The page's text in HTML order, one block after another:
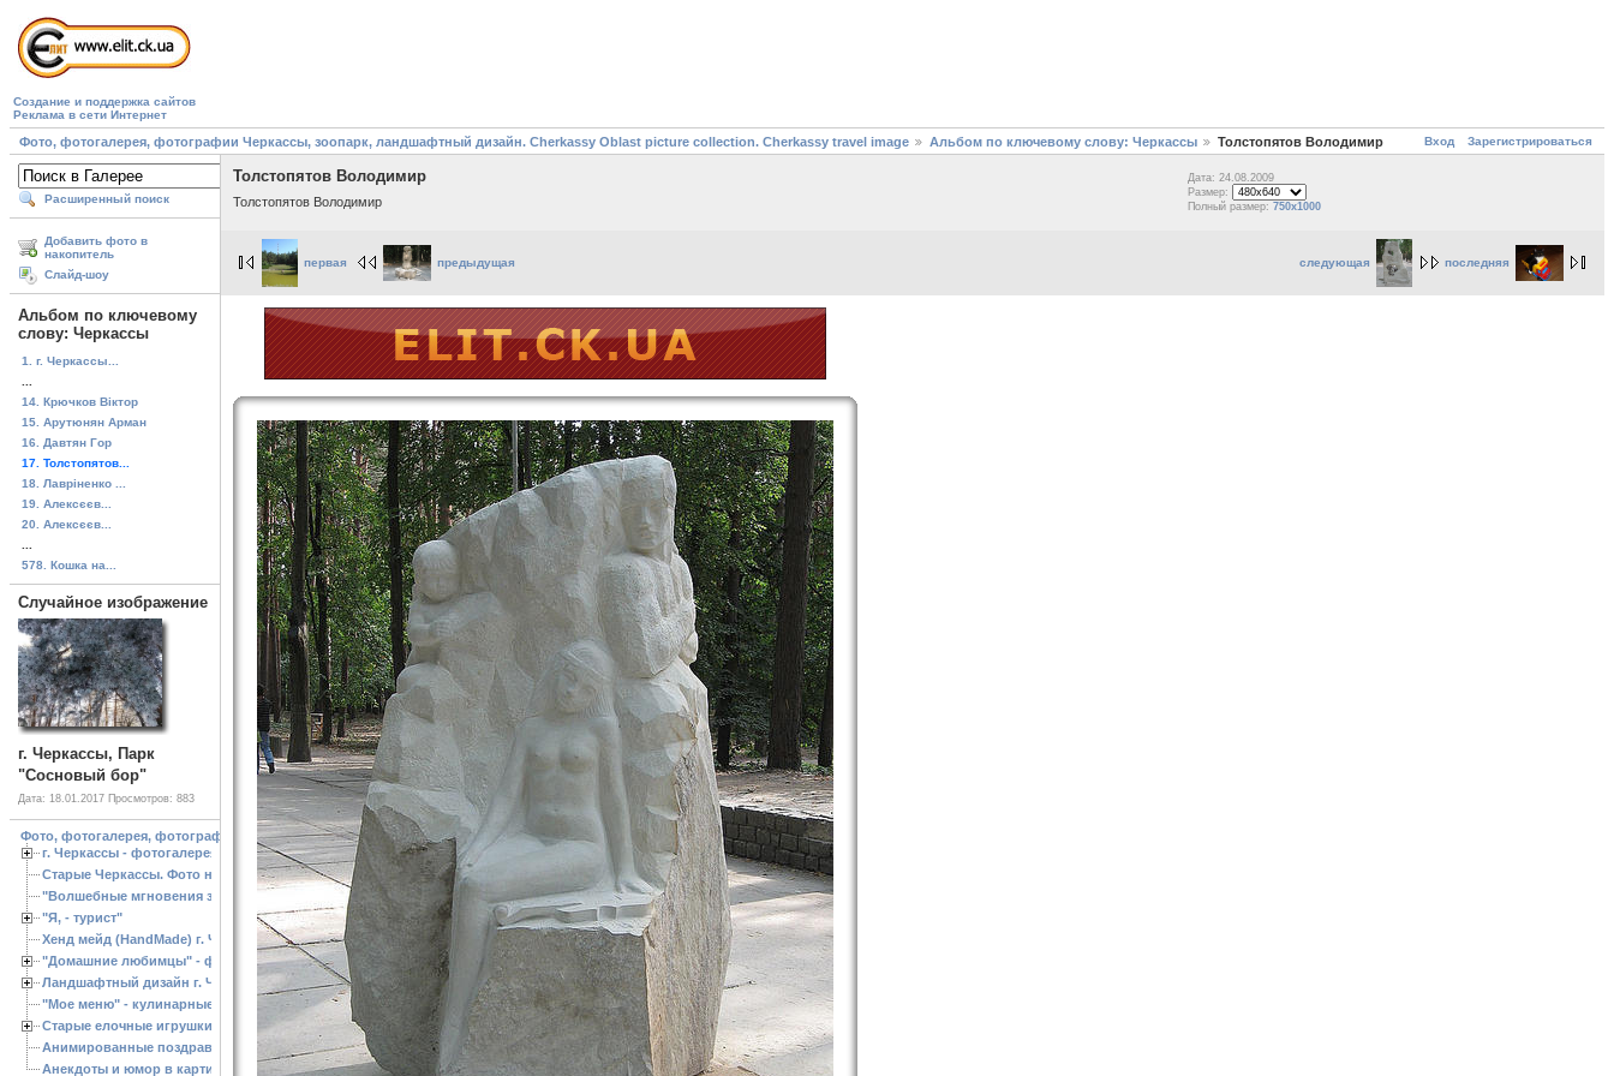
Создание и поддержка сайтов
Реклама в сети Интернет
Вход
Зарегистрироваться
Фото, фотогалерея, фотографии Черкассы, зоопарк, ландшафтный дизайн. Cherkassy Oblast picture collection. Cherkassy travel image Альбом по ключевому слову: Черкассы Толстопятов Володимир
Расширенный поиск
Добавить фото в
накопитель
Слайд-шоу
Альбом по ключевому
слову: Черкассы
1. г. Черкассы...
14. Крючков Віктор
15. Арутюнян Арман
16. Давтян Гор
17. Толстопятов...
18. Лавріненко ...
19. Алексєєв...
20. Алексєєв...
578. Кошка на...
Случайное изображение
г. Черкассы, Парк
"Сосновый бор"
Дата: 18.01.2017 Просмотров: 883
Фото, фотогалерея, фотографии Черкассы, зоопарк, ландшафтный дизайн. Cherkassy Oblast picture collection. Cherkassy travel image
г. Черкассы - фотогалерея
Старые Черкассы. Фото начало ХХ ст.
"Волшебные мгновения зимы"
"Я, - турист"
Хенд мейд (HandMade) г. Черкассы, - изделия ручной работы
"Домашние любимцы" - фото
Ландшафтный дизайн г. Черкассы
"Мое меню" - кулинарные рецепты
Старые елочные игрушки
Анимированные поздравления с Новым 2013 годом
Анекдоты и юмор в картинках
Толстопятов Володимир
Толстопятов Володимир
Дата: 24.08.2009
Размер:
Полный размер: 750x1000
следующая последняя
первая предыдущая